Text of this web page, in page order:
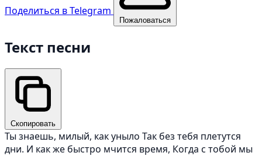
Поделиться в Telegram
Пожаловаться
Текст песни
Скопировать
Ты знаешь, милый, как уныло Так без тебя плетутся
дни. И как же быстро мчится время, Когда с тобой мы